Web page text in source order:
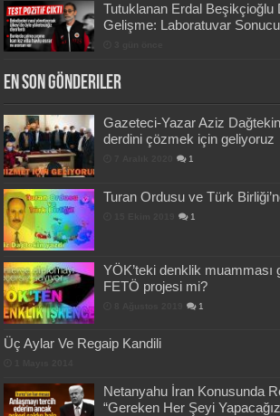
Tutuklanan Erdal Beşikçioğlu
Gelişme: Laboratuvar Sonucu
En Son Gönderiler
Gazeteci-Yazar Aziz
derdini çözmek için geliyoruz
1
Turan Ordusu ve Türk
1
YÖK’teki denklik muamması
FETÖ projesi mi?
1
Üç Aylar Ve Regaip Kandili
Netanyahu İran Konusunda
“Gereken Her Şeyi